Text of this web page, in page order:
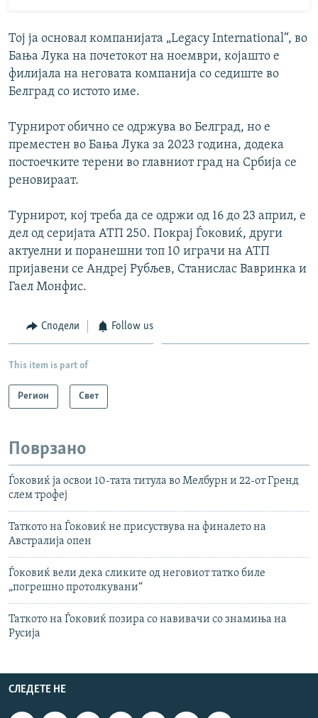
Тој ја основал компанијата „Legacy International“, во
Бања Лука на почетокот на ноември, којашто е
филијала на неговата компанија со седиште во
Белград со истото име.
Турнирот обично се одржува во Белград, но е
преместен во Бања Лука за 2023 година, додека
постоечките терени во главниот град на Србија се
реновираат.
Турнирот, кој треба да се одржи од 16 до 23 април, е
дел од серијата АТП 250. Покрај Ѓоковиќ, други
актуелни и поранешни топ 10 играчи на АТП
пријавени се Андреј Рубљев, Станислас Вавринка и
Гаел Монфис.
Сподели Follow us
This item is part of
Регион Свет
Поврзано
Ѓоковиќ ја освои 10-тата титула во Мелбурн и 22-от Гренд
слем трофеј
Таткото на Ѓоковиќ не присуствува на финалето на
Австралија опен
Ѓоковиќ вели дека сликите од неговиот татко биле
„погрешно протолкувани“
Таткото на Ѓоковиќ позира со навивачи со знамиња на
Русија
СЛЕДЕТЕ НЕ